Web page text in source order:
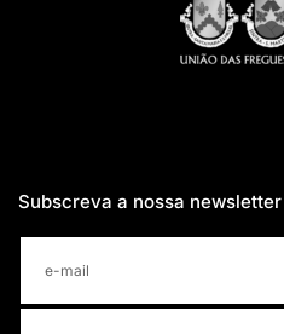
Subscreva a nossa newsletter